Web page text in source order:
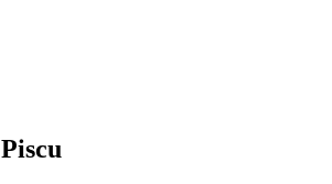
Piscu